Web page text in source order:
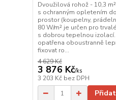
Dvoužilová rohož - 10,3
s ochranným opletením
prostor (koupelny,
80 W/m² je určen pro
s dobrou tepelnou
opatřena oboustranně
fixovat ro...
4 629 Kč
3 876 Kč/ks
3 203 Kč bez DPH